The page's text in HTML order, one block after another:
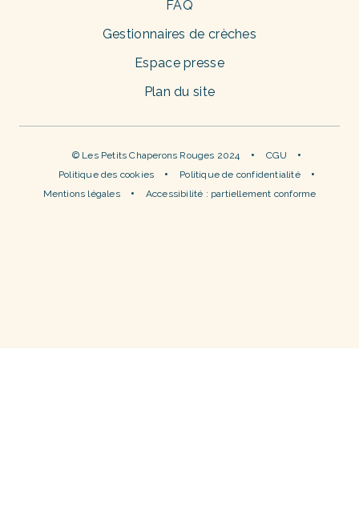
FAQ
Gestionnaires de crèches
Espace presse
Plan du site
© Les Petits Chaperons Rouges 2024
CGU
Politique des cookies
Politique de confidentialité
Mentions légales
Accessibilité : partiellement conforme